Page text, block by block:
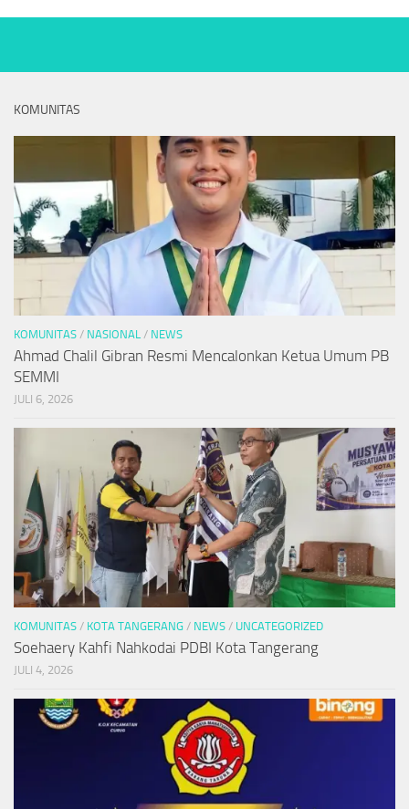
KOMUNITAS
KOMUNITAS / NASIONAL / NEWS
Ahmad Chalil Gibran Resmi Mencalonkan Ketua Umum PB
SEMMI
JULI 6, 2026
KOMUNITAS / KOTA TANGERANG / NEWS / UNCATEGORIZED
Soehaery Kahfi Nahkodai PDBI Kota Tangerang
JULI 4, 2026